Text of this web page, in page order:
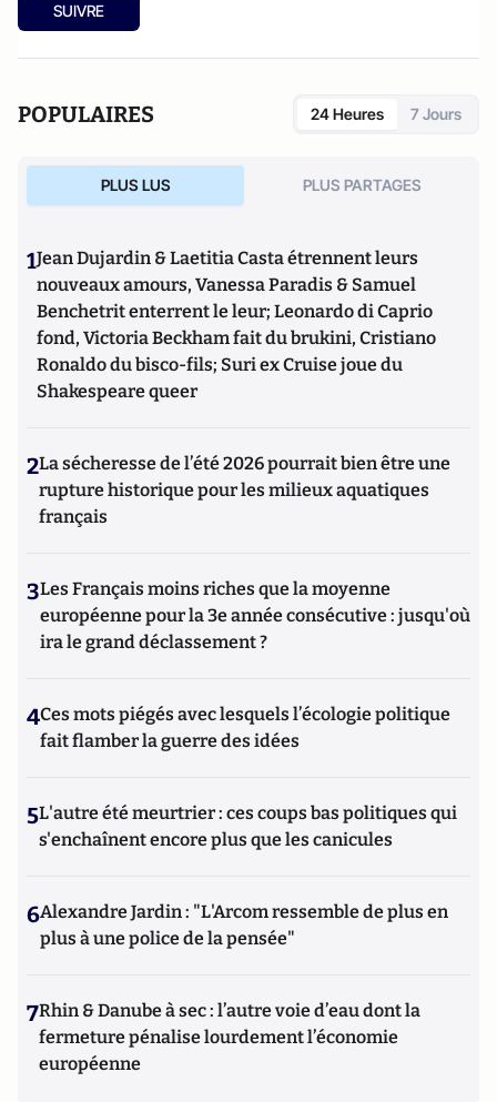
SUIVRE
POPULAIRES 24 Heures 7 Jours
PLUS LUS PLUS PARTAGES
1Jean Dujardin & Laetitia Casta étrennent leurs
nouveaux amours, Vanessa Paradis & Samuel
Benchetrit enterrent le leur; Leonardo di Caprio
fond, Victoria Beckham fait du brukini, Cristiano
Ronaldo du bisco-fils; Suri ex Cruise joue du
Shakespeare queer
2La sécheresse de l’été 2026 pourrait bien être une
rupture historique pour les milieux aquatiques
français
3Les Français moins riches que la moyenne
européenne pour la 3e année consécutive : jusqu'où
ira le grand déclassement ?
4Ces mots piégés avec lesquels l’écologie politique
fait flamber la guerre des idées
5L'autre été meurtrier : ces coups bas politiques qui
s'enchaînent encore plus que les canicules
6Alexandre Jardin : "L'Arcom ressemble de plus en
plus à une police de la pensée"
7Rhin & Danube à sec : l’autre voie d’eau dont la
fermeture pénalise lourdement l’économie
européenne